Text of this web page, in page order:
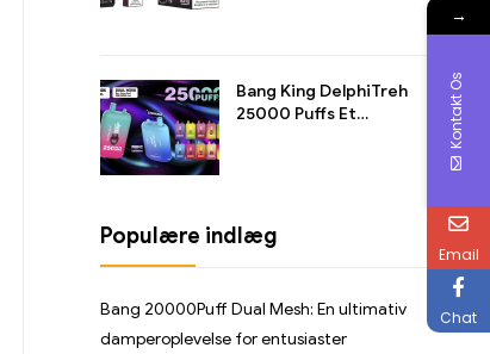
Bang King DelphiTreh
25000 Puffs Et
Populære indlæg
Bang 20000Puff Dual Mesh: En ultimativ
damperoplevelse for entusiaster
→
Kontakt Os
Email
Chat